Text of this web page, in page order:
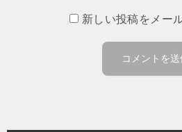
新しい投稿をメー